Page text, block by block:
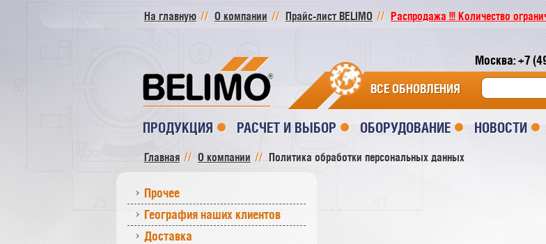
На главную О компании Прайс-лист BELIMO
Распродажа !!! Количество
Москва: +7
ВСЕ ОБНОВЛЕНИЯ
ПРОДУКЦИЯ РАСЧЕТ И ВЫБОР ОБОРУДОВАНИЕ НОВОСТИ
Главная О компании Политика обработки персональных данных
Прочее
География наших клиентов
Доставка